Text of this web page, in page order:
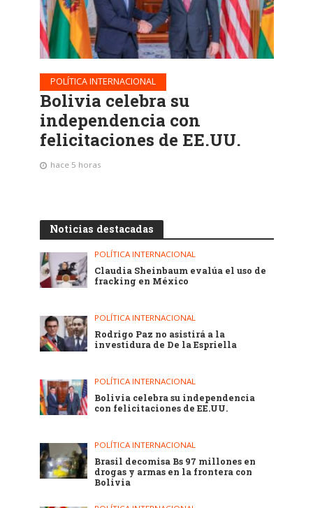
POLÍTICA INTERNACIONAL
Bolivia celebra su
independencia con
felicitaciones de EE.UU.
hace 5 horas
Noticias destacadas
POLÍTICA INTERNACIONAL
Claudia Sheinbaum evalúa el uso de
fracking en México
POLÍTICA INTERNACIONAL
Rodrigo Paz no asistirá a la
investidura de De la Espriella
POLÍTICA INTERNACIONAL
Bolivia celebra su independencia
con felicitaciones de EE.UU.
POLÍTICA INTERNACIONAL
Brasil decomisa Bs 97 millones en
drogas y armas en la frontera con
Bolivia